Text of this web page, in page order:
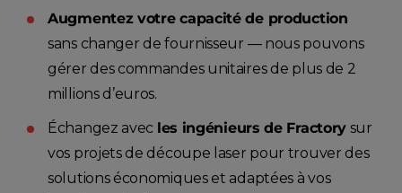
Augmentez votre capacité de production
sans changer de fournisseur — nous pouvons
gérer des commandes unitaires de plus de 2
millions d’euros.
Échangez avec les ingénieurs de Fractory sur
vos projets de découpe laser pour trouver des
solutions économiques et adaptées à vos